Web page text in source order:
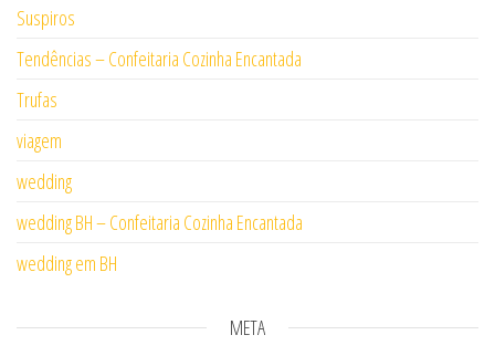
Suspiros
Tendências – Confeitaria Cozinha Encantada
Trufas
viagem
wedding
wedding BH – Confeitaria Cozinha Encantada
wedding em BH
META